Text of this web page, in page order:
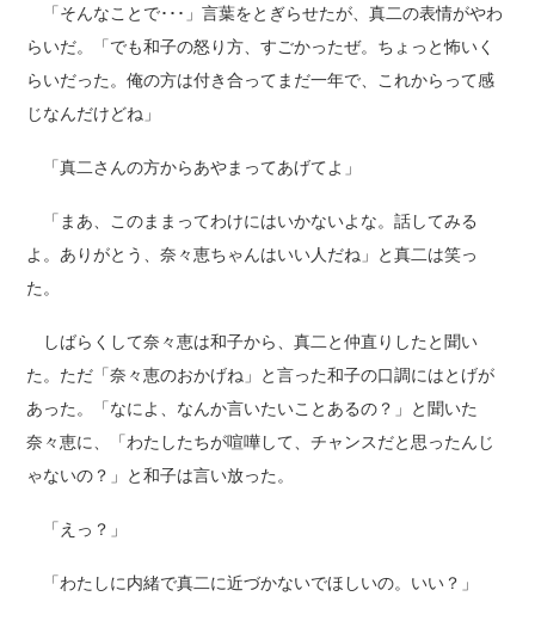
「そんなことで･･･」言葉をとぎらせたが、真二の表情がやわ
らいだ。「でも和子の怒り方、すごかったぜ。ちょっと怖いく
らいだった。俺の方は付き合ってまだ一年で、これからって感
じなんだけどね」
「真二さんの方からあやまってあげてよ」
「まあ、このままってわけにはいかないよな。話してみる
よ。ありがとう、奈々恵ちゃんはいい人だね」と真二は笑っ
た。
しばらくして奈々恵は和子から、真二と仲直りしたと聞い
た。ただ「奈々恵のおかげね」と言った和子の口調にはとげが
あった。「なによ、なんか言いたいことあるの？」と聞いた
奈々恵に、「わたしたちが喧嘩して、チャンスだと思ったんじ
ゃないの？」と和子は言い放った。
「えっ？」
「わたしに内緒で真二に近づかないでほしいの。いい？」